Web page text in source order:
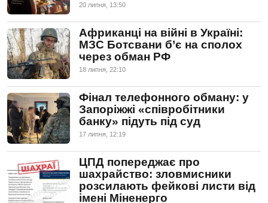
20 липня, 13:50
Африканці на війні в Україні:
МЗС Ботсвани б’є на сполох
через обман РФ
18 липня, 22:10
Фінал телефонного обману: у
Запоріжжі «співробітники
банку» підуть під суд
17 липня, 12:19
ЦПД попереджає про
шахрайство: зловмисники
розсилають фейкові листи від
імені Міненерго